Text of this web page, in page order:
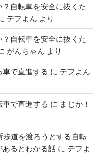
自転車を安全に抜くた
デフよん より
自転車を安全に抜くた
がんちゃん より
で直進する に デフよん
で直進する に まじか！
道を渡ろうとする自転
るとわかる話 に デフよ